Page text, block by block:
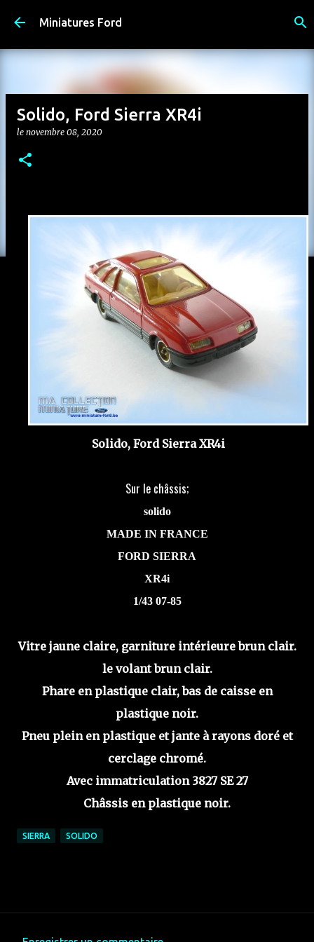
Accéder au contenu principal
Miniatures Ford
Solido, Ford Sierra XR4i
le novembre 08, 2020
Solido, Ford Sierra XR4i
Sur le châssis;
solido
MADE IN FRANCE
FORD SIERRA
XR4i
1/43 07-85
Vitre jaune claire, garniture intérieure brun clair.
le volant brun clair.
Phare en plastique clair, bas de caisse en
plastique noir.
Pneu plein en plastique et jante à rayons doré et
cerclage chromé.
Avec immatriculation 3827 SE 27
Châssis en plastique noir.
SIERRA SOLIDO